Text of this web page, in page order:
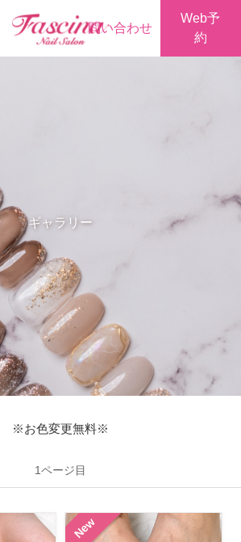
問い合わせ
Web予
約
ギャラリー
※お色変更無料※
1ページ目
New